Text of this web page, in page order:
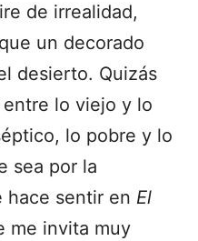
de irrealidad,
un decorado
desierto. Quizás
lo viejo y lo
lo pobre y lo
sea por la
hace sentir en El
me invita muy